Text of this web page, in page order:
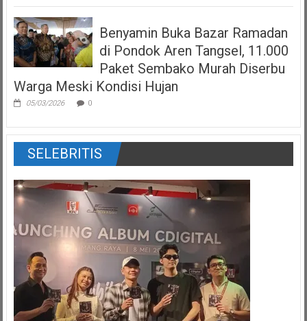
Benyamin Buka Bazar Ramadan
di Pondok Aren Tangsel, 11.000
Paket Sembako Murah Diserbu
Warga Meski Kondisi Hujan
05/03/2026 0
SELEBRITIS